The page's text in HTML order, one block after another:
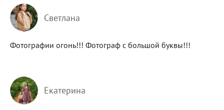
Светлана
Фотографии огонь!!! Фотограф с большой буквы!!!
Екатерина